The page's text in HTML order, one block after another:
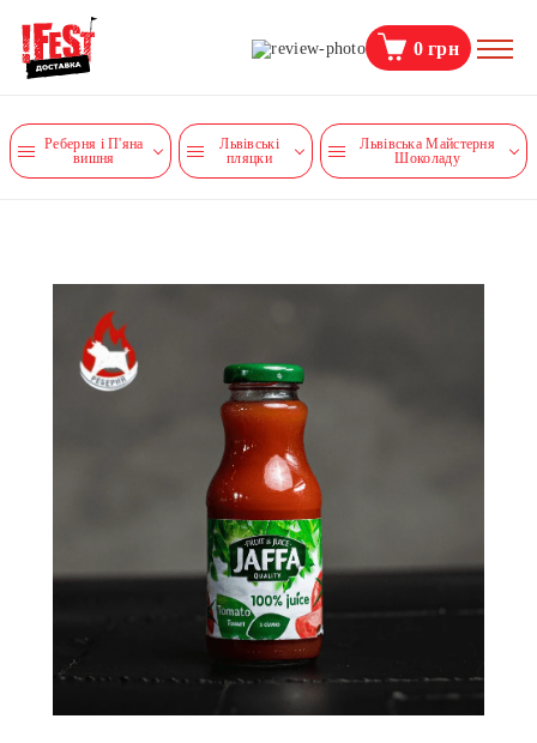
0грн
Реберня і П'яна
вишня
Львівські
пляцки
Львівська Майстерня
Шоколаду